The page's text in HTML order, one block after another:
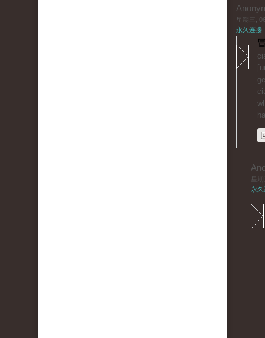
星期三,
永久连接
星
永久